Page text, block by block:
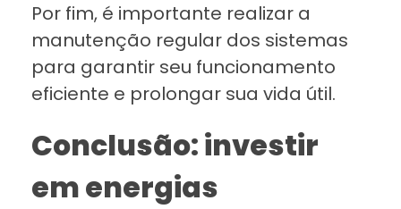
Por fim, é importante realizar a
manutenção regular dos sistemas
para garantir seu funcionamento
eficiente e prolongar sua vida útil.
Conclusão: investir
em energias